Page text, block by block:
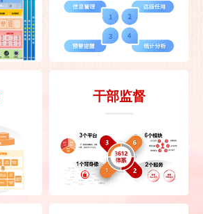
干部监督